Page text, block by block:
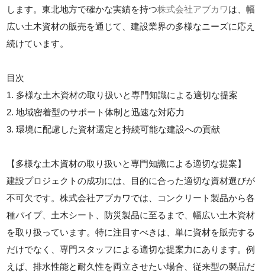
します。東北地方で確かな実績を持つ株式会社アブカワは、幅
広い土木資材の販売を通じて、建設業界の多様なニーズに応え
続けています。
目次
1. 多様な土木資材の取り扱いと専門知識による適切な提案
2. 地域密着型のサポート体制と迅速な対応力
3. 環境に配慮した資材選定と持続可能な建設への貢献
【多様な土木資材の取り扱いと専門知識による適切な提案】
建設プロジェクトの成功には、目的に合った適切な資材選びが
不可欠です。株式会社アブカワでは、コンクリート製品から各
種パイプ、土木シート、防災製品に至るまで、幅広い土木資材
を取り扱っています。特に注目すべきは、単に資材を販売する
だけでなく、専門スタッフによる適切な提案力にあります。例
えば、排水性能と耐久性を両立させたい場合、従来型の製品だ